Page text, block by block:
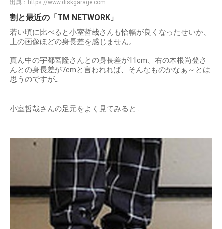
出典： https://www.diskgarage.com
割と最近の「TM NETWORK」
若い頃に比べると小室哲哉さんも恰幅が良くなったせいか、
上の画像ほどの身長差を感じません。
真ん中の宇都宮隆さんとの身長差が11cm、右の木根尚登さ
んとの身長差が7cmと言われれば、そんなものかなぁ～とは
思うのですが…
小室哲哉さんの足元をよく見てみると…